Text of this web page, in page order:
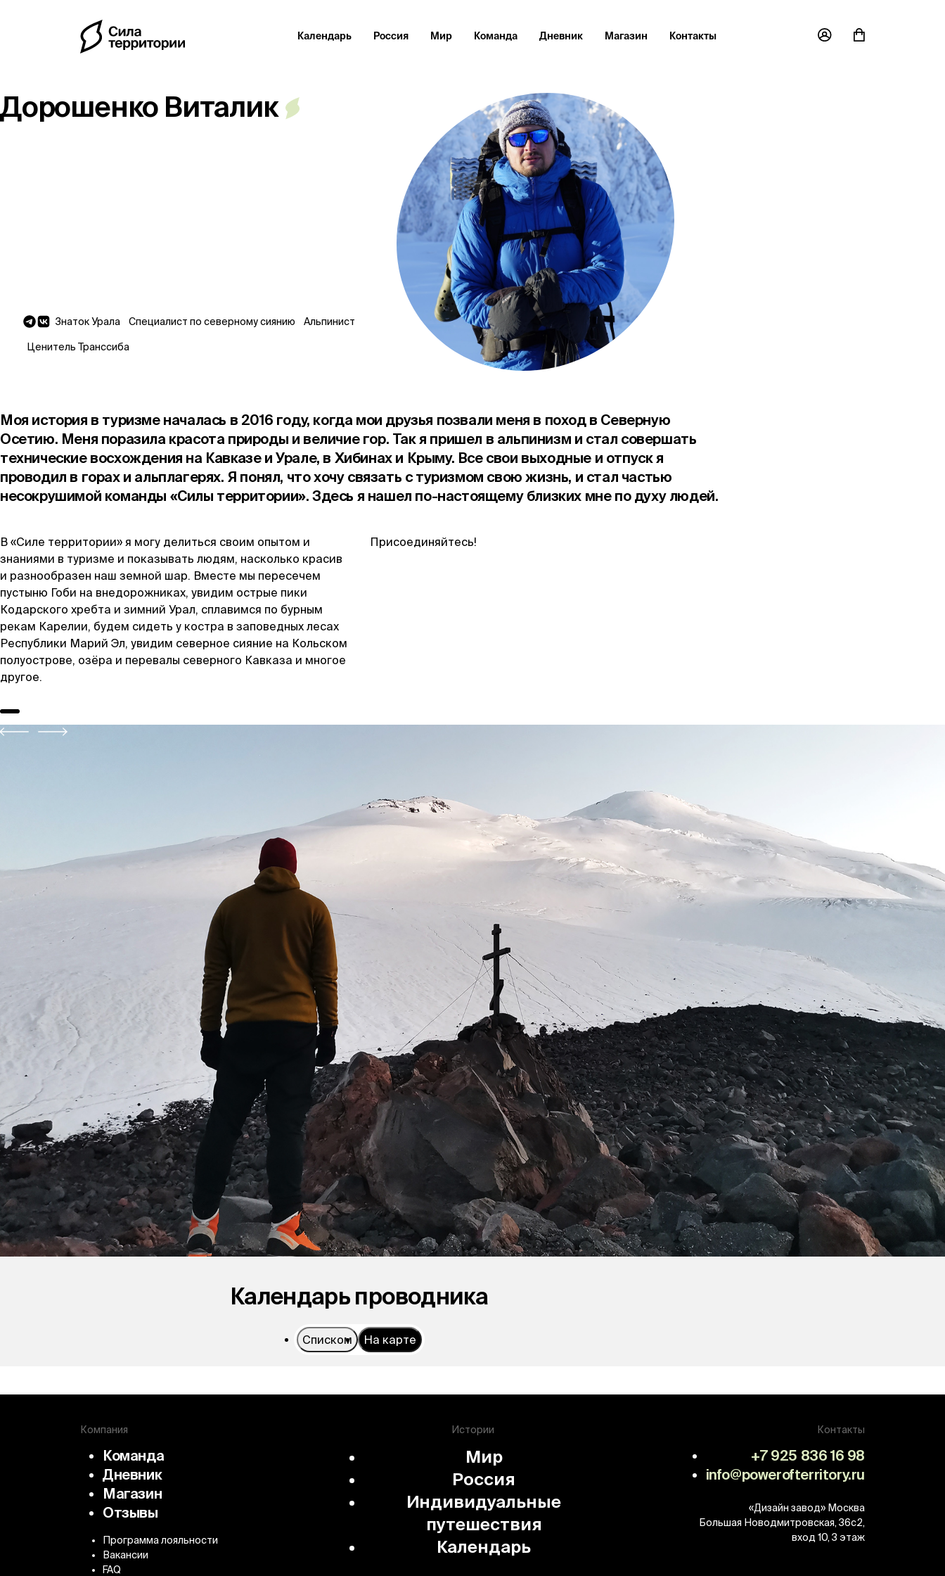
Календарь Россия Мир Команда Дневник Магазин Контакты
Дорошенко Виталик
Знаток Урала Специалист по северному сиянию Альпинист
Ценитель Транссиба
Моя история в туризме началась в 2016 году, когда мои друзья позвали меня в поход в Северную
Осетию. Меня поразила красота природы и величие гор. Так я пришел в альпинизм и стал совершать
технические восхождения на Кавказе и Урале, в Хибинах и Крыму. Все свои выходные и отпуск я
проводил в горах и альплагерях. Я понял, что хочу связать с туризмом свою жизнь, и стал частью
несокрушимой команды «Силы территории». Здесь я нашел по-настоящему близких мне по духу людей.
В «Силе территории» я могу делиться своим опытом и
знаниями в туризме и показывать людям, насколько красив
и разнообразен наш земной шар. Вместе мы пересечем
пустыню Гоби на внедорожниках, увидим острые пики
Кодарского хребта и зимний Урал, сплавимся по бурным
рекам Карелии, будем сидеть у костра в заповедных лесах
Республики Марий Эл, увидим северное сияние на Кольском
полуострове, озёра и перевалы северного Кавказа и многое
другое.
Присоединяйтесь!
Календарь проводника
Списком На карте
Компания
Команда
Дневник
Магазин
Отзывы
Программа лояльности
Вакансии
FAQ
Истории
Мир
Россия
Индивидуальные
путешествия
Календарь
Контакты
+7 925 836 16 98
info@powerofterritory.ru
«Дизайн завод» Москва
Большая Новодмитровская, 36с2,
вход 10, 3 этаж